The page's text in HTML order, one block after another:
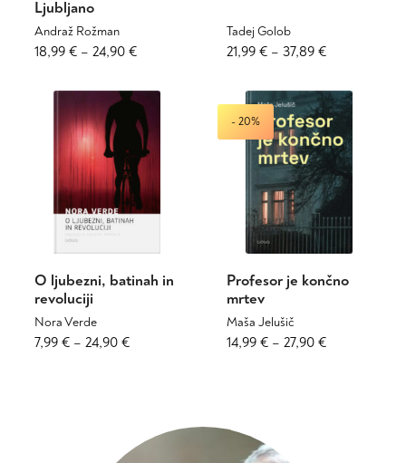
Ljubljano
Andraž Rožman
18,99 € – 24,90 €Cenovni
od
18,99 €
do
24,90 €
Ta
ima
več
različic.
Možnosti
lahko
izberete
na
Tadej Golob
21,99 € – 37,89 €Cenovni
od
21,99 €
do
37,89 €
Ta
ima
več
različic.
Možnosti
lahko
izberete
na
strani
O ljubezni, batinah in
revoluciji
Nora Verde
7,99 € – 24,90 €Cenovni
24,90 €
Ta
Možnosti
lahko
- 20%
Profesor je končno
mrtev
Maša Jelušič
14,99 € – 27,90 €Cenovni
Ta